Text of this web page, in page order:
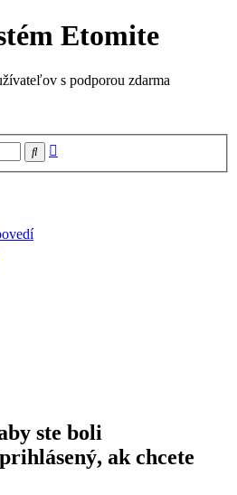
Etomite
s podporou zdarma
Hľadať
ste boli
ak chcete